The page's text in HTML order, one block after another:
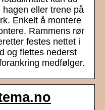
hagen eller trene på
Enkelt å montere
Rammens rør
festes nettet i
og flettes nederst
medfølger.